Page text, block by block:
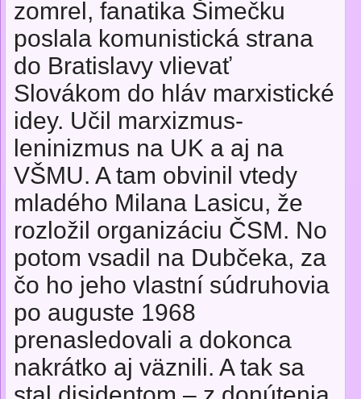
zomrel, fanatika Šimečku
poslala komunistická strana
do Bratislavy vlievať
Slovákom do hláv marxistické
idey. Učil marxizmus-
leninizmus na UK a aj na
VŠMU. A tam obvinil vtedy
mladého Milana Lasicu, že
rozložil organizáciu ČSM. No
potom vsadil na Dubčeka, za
čo ho jeho vlastní súdruhovia
po auguste 1968
prenasledovali a dokonca
nakrátko aj väznili. A tak sa